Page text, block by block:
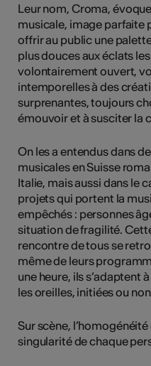
Leur nom, Croma,
musicale, image parfaite
offrir au public une
plus douces aux éclats
volontairement ouvert,
intemporelles à des
surprenantes, toujours
émouvoir et à susciter la
On les a entendus dans
musicales en Suisse
Italie, mais aussi dans le
projets qui portent la
empêchés : personnes
situation de fragilité.
rencontre de tous se
même de leurs
une heure, ils s’adaptent
les oreilles, initiées ou
Sur scène,
singularité de chaque